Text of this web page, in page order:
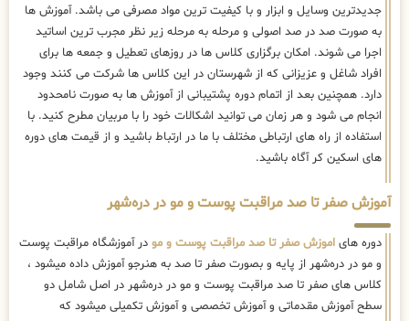
جدیدترین وسایل و ابزار و با کیفیت ترین مواد مصرفی می باشد. آموزش ها
به صورت صد در صد اصولی و مرحله به مرحله زیر نظر مجرب ترین اساتید
اجرا می شوند. امکان برگزاری کلاس ها در روزهای تعطیل و جمعه ها برای
افراد شاغل و عزیزانی که از شهرستان در این کلاس ها شرکت می کنند وجود
دارد. همچنین بعد از اتمام دوره پشتیبانی از آموزش ها به صورت نامحدود
انجام می شود و هر زمان می توانید اشکالات خود را با مربیان مطرح کنید. با
استفاده از راه های ارتباطی مختلف با ما در ارتباط باشید و از قیمت های دوره
های اسکین کر آگاه باشید.
آموزش صفر تا صد مراقبت پوست و مو در دره‌شهر
دوره های اموزش صفر تا صد مراقبت پوست و مو در آموزشگاه مراقبت پوست
و مو در دره‌شهر از پایه و بصورت صفر تا صد به هنرجو آموزش داده میشود ،
کلاس های صفر تا صد مراقبت پوست و مو در دره‌شهر در اصل شامل دو
سطح آموزش مقدماتی و آموزش تخصصی و آموزش تکمیلی میشود که